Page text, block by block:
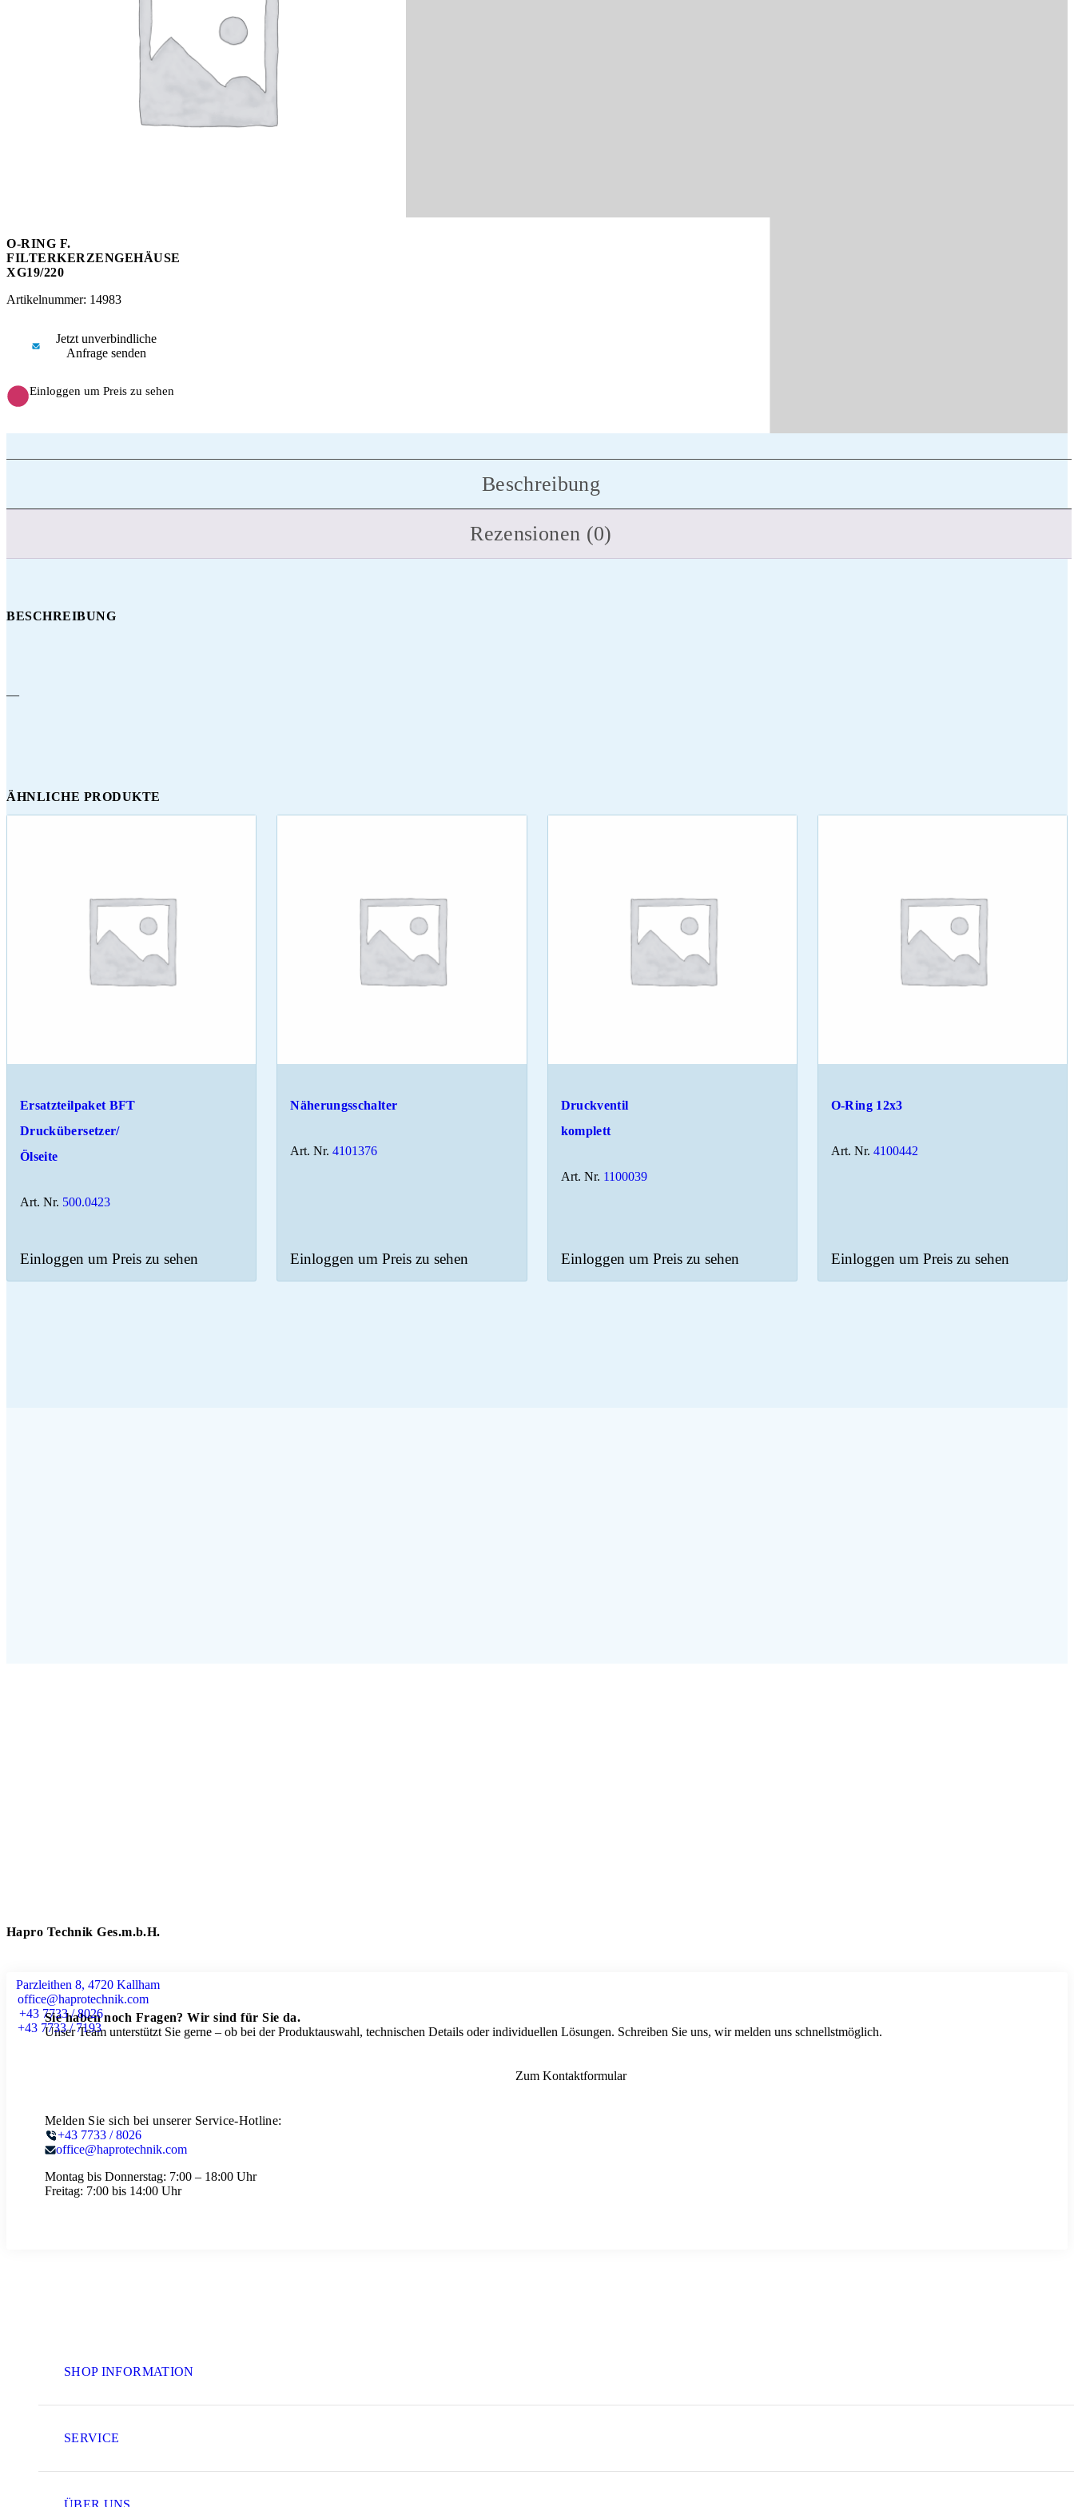
O-RING F.
FILTERKERZENGEHÄUSE
XG19/220
Artikelnummer: 14983
Jetzt unverbindliche
Anfrage senden
Einloggen um Preis zu sehen
Beschreibung
Rezensionen (0)
BESCHREIBUNG
—
ÄHNLICHE PRODUKTE
Ersatzteilpaket BFT
Druckübersetzer/
Ölseite
Art. Nr. 500.0423
Einloggen um Preis zu sehen
Näherungsschalter
Art. Nr. 4101376
Einloggen um Preis zu sehen
Druckventil
komplett
Art. Nr. 1100039
Einloggen um Preis zu sehen
O-Ring 12x3
Art. Nr. 4100442
Einloggen um Preis zu sehen
Hapro Technik Ges.m.b.H.
Parzleithen 8, 4720 Kallham
office@haprotechnik.com
+43 7733 / 8026
+43 7733 / 7193
Sie haben noch Fragen? Wir sind für Sie da.
Unser Team unterstützt Sie gerne – ob bei der Produktauswahl, technischen Details oder individuellen Lösungen. Schreiben Sie uns, wir melden uns schnellstmöglich.
Zum Kontaktformular
Melden Sie sich bei unserer Service-Hotline:
+43 7733 / 8026
office@haprotechnik.com
Montag bis Donnerstag: 7:00 – 18:00 Uhr
Freitag: 7:00 bis 14:00 Uhr
SHOP INFORMATION
SERVICE